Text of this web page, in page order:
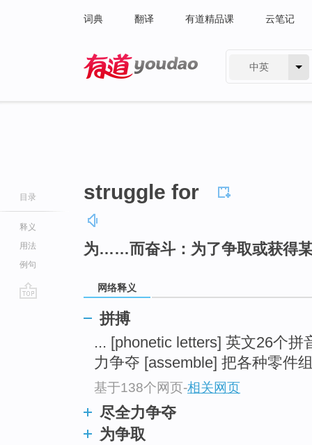
词典 翻译 有道精品课 云笔记
中英
目录
释义
用法
例句
struggle for
为……而奋斗：为了争取或获得
网络释义
拼搏
... [phonetic letters] 英文26个拼
力争夺 [assemble] 把各种零件
基于138个网页-相关网页
尽全力争夺
为争取